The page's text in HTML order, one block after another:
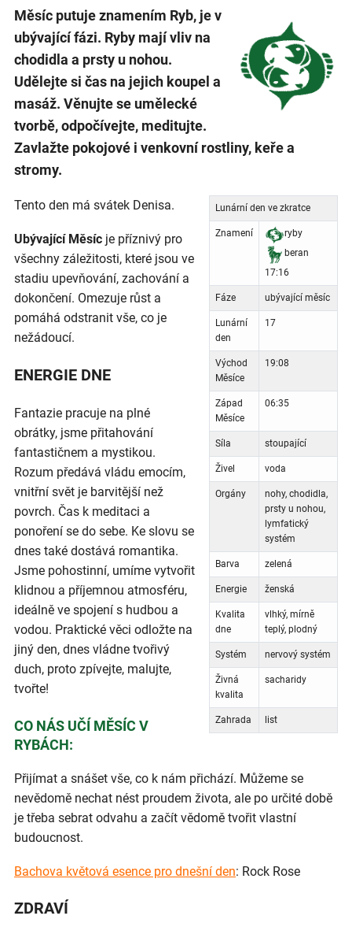
Měsíc putuje znamením Ryb, je v
ubývající fázi. Ryby mají vliv na
chodidla a prsty u nohou.
Udělejte si čas na jejich koupel a
masáž. Věnujte se umělecké
tvorbě, odpočívejte, meditujte.
Zavlažte pokojové i venkovní rostliny, keře a
stromy.
Tento den má svátek Denisa. Lunární den ve zkratce
Znamení
ryby
beran
17:16
Fáze ubývající měsíc
Lunární
den
17
Východ
Měsíce
19:08
Západ
Měsíce
06:35
Síla stoupající
Živel voda
Orgány
nohy, chodidla,
prsty u nohou,
lymfatický
systém
Barva zelená
Energie ženská
Kvalita
dne
vlhký, mírně
teplý, plodný
Systém nervový systém
Živná
kvalita
sacharidy
Zahrada list
Ubývající Měsíc je příznivý pro
všechny záležitosti, které jsou ve
stadiu upevňování, zachování a
dokončení. Omezuje růst a
pomáhá odstranit vše, co je
nežádoucí.
ENERGIE DNE
Fantazie pracuje na plné
obrátky, jsme přitahování
fantastičnem a mystikou.
Rozum předává vládu emocím,
vnitřní svět je barvitější než
povrch. Čas k meditaci a
ponoření se do sebe. Ke slovu se
dnes také dostává romantika.
Jsme pohostinní, umíme vytvořit
klidnou a příjemnou atmosféru,
ideálně ve spojení s hudbou a
vodou. Praktické věci odložte na
jiný den, dnes vládne tvořivý
duch, proto zpívejte, malujte,
tvořte!
CO NÁS UČÍ MĚSÍC V
RYBÁCH:
Přijímat a snášet vše, co k nám přichází. Můžeme se
nevědomě nechat nést proudem života, ale po určité době
je třeba sebrat odvahu a začít vědomě tvořit vlastní
budoucnost.
Bachova květová esence pro dnešní den: Rock Rose
ZDRAVÍ